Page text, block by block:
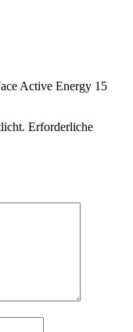
Active Energy 15
Erforderliche